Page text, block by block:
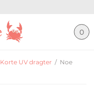
0
Korte UV dragter / Noe